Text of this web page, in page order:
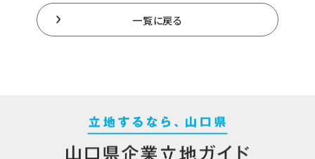
一覧に戻る